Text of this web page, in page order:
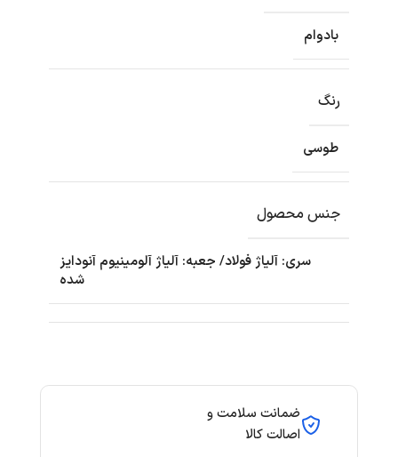
ضمانت سلامت و
اصالت کالا
بادوام
رنگ
طوسی
جنس محصول
سری: آلیاژ فولاد/ جعبه: آلیاژ آلومینیوم آنودایز
شده